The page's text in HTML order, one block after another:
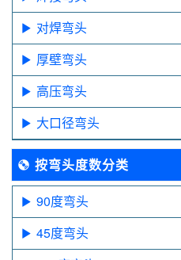
对焊弯头
厚壁弯头
高压弯头
大口径弯头
按弯头度数分类
90度弯头
45度弯头